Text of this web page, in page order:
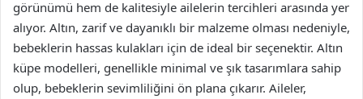
görünümü hem de kalitesiyle ailelerin tercihleri arasında yer
alıyor. Altın, zarif ve dayanıklı bir malzeme olması nedeniyle,
bebeklerin hassas kulakları için de ideal bir seçenektir. Altın
küpe modelleri, genellikle minimal ve şık tasarımlara sahip
olup, bebeklerin sevimliliğini ön plana çıkarır. Aileler,